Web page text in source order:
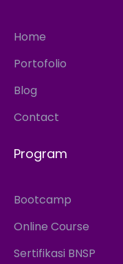
Home
Portofolio
Blog
Contact
Program
Bootcamp
Online Course
Sertifikasi BNSP